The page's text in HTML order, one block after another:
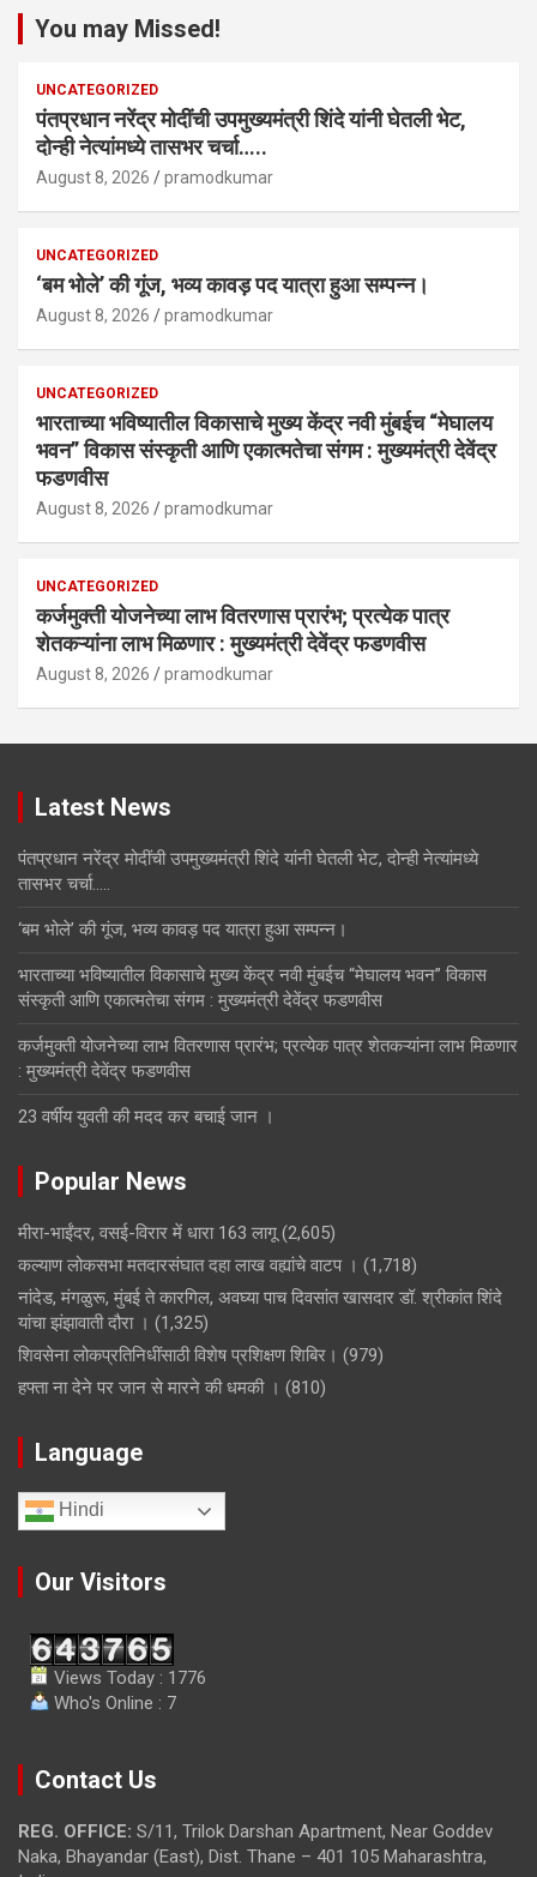
You may Missed!
UNCATEGORIZED
पंतप्रधान नरेंद्र मोदींची उपमुख्यमंत्री शिंदे यांनी घेतली भेट,
दोन्ही नेत्यांमध्ये तासभर चर्चा…..
August 8, 2026 pramodkumar
UNCATEGORIZED
‘बम भोले’ की गूंज, भव्य कावड़ पद यात्रा हुआ सम्पन्न।
August 8, 2026 pramodkumar
UNCATEGORIZED
भारताच्या भविष्यातील विकासाचे मुख्य केंद्र नवी मुंबईच “मेघालय
भवन” विकास संस्कृती आणि एकात्मतेचा संगम : मुख्यमंत्री देवेंद्र
फडणवीस
August 8, 2026 pramodkumar
UNCATEGORIZED
कर्जमुक्ती योजनेच्या लाभ वितरणास प्रारंभ; प्रत्येक पात्र
शेतकऱ्यांना लाभ मिळणार : मुख्यमंत्री देवेंद्र फडणवीस
August 8, 2026 pramodkumar
Latest News
पंतप्रधान नरेंद्र मोदींची उपमुख्यमंत्री शिंदे यांनी घेतली भेट, दोन्ही नेत्यांमध्ये
तासभर चर्चा…..
‘बम भोले’ की गूंज, भव्य कावड़ पद यात्रा हुआ सम्पन्न।
भारताच्या भविष्यातील विकासाचे मुख्य केंद्र नवी मुंबईच “मेघालय भवन” विकास
संस्कृती आणि एकात्मतेचा संगम : मुख्यमंत्री देवेंद्र फडणवीस
कर्जमुक्ती योजनेच्या लाभ वितरणास प्रारंभ; प्रत्येक पात्र शेतकऱ्यांना लाभ मिळणार
: मुख्यमंत्री देवेंद्र फडणवीस
23 वर्षीय युवती की मदद कर बचाई जान ।
Popular News
मीरा-भाईंदर, वसई-विरार में धारा 163 लागू (2,605)
कल्याण लोकसभा मतदारसंघात दहा लाख वह्यांचे वाटप । (1,718)
नांदेड, मंगळुरू, मुंबई ते कारगिल, अवघ्या पाच दिवसांत खासदार डॉ. श्रीकांत शिंदे
यांचा झंझावाती दौरा । (1,325)
शिवसेना लोकप्रतिनिधींसाठी विशेष प्रशिक्षण शिबिर। (979)
हफ्ता ना देने पर जान से मारने की धमकी । (810)
Language
Hindi
Our Visitors
Views Today : 1776
Who's Online : 7
Contact Us
REG. OFFICE: S/11, Trilok Darshan Apartment, Near Goddev
Naka, Bhayandar (East), Dist. Thane – 401 105 Maharashtra,